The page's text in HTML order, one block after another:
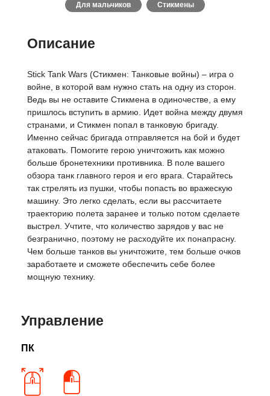
Для мальчиков Стикмены
Описание
Stick Tank Wars (Стикмен: Танковые войны) – игра о
войне, в которой вам нужно стать на одну из сторон.
Ведь вы не оставите Стикмена в одиночестве, а ему
пришлось вступить в армию. Идет война между двумя
странами, и Стикмен попал в танковую бригаду.
Именно сейчас бригада отправляется на бой и будет
атаковать. Помогите герою уничтожить как можно
больше бронетехники противника. В поле вашего
обзора танк главного героя и его врага. Старайтесь
так стрелять из пушки, чтобы попасть во вражескую
машину. Это легко сделать, если вы рассчитаете
траекторию полета заранее и только потом сделаете
выстрел. Учтите, что количество зарядов у вас не
безгранично, поэтому не расходуйте их понапрасну.
Чем больше танков вы уничтожите, тем больше очков
заработаете и сможете обеспечить себе более
мощную технику.
Управление
ПК